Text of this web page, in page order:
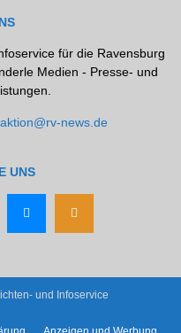
für die Ravensburg
Medien - Presse- und
news.de
UNS
und Infoservice